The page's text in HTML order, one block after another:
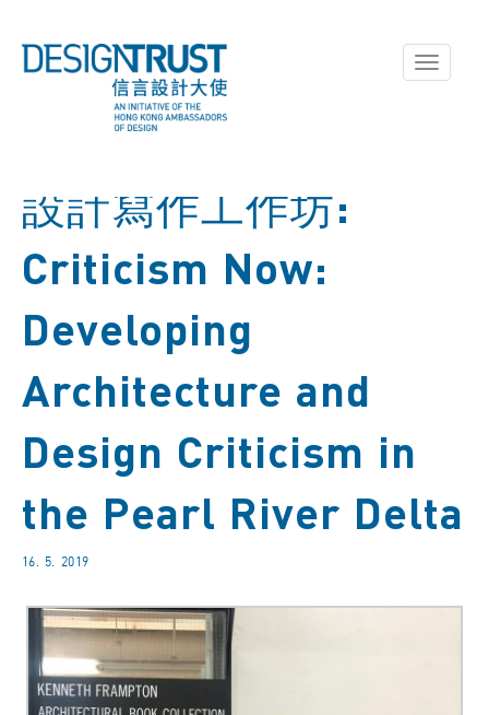
Toggle
設計寫作工作坊:
Criticism Now:
Developing
Architecture and
Design Criticism in
the Pearl River Delta
16. 5. 2019